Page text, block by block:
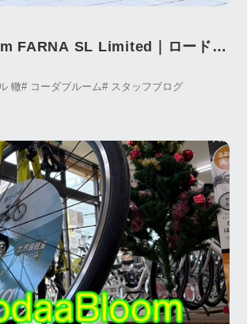
FARNA SL Limited｜ロードバ
轍# コーダブルーム# スタッフブログ